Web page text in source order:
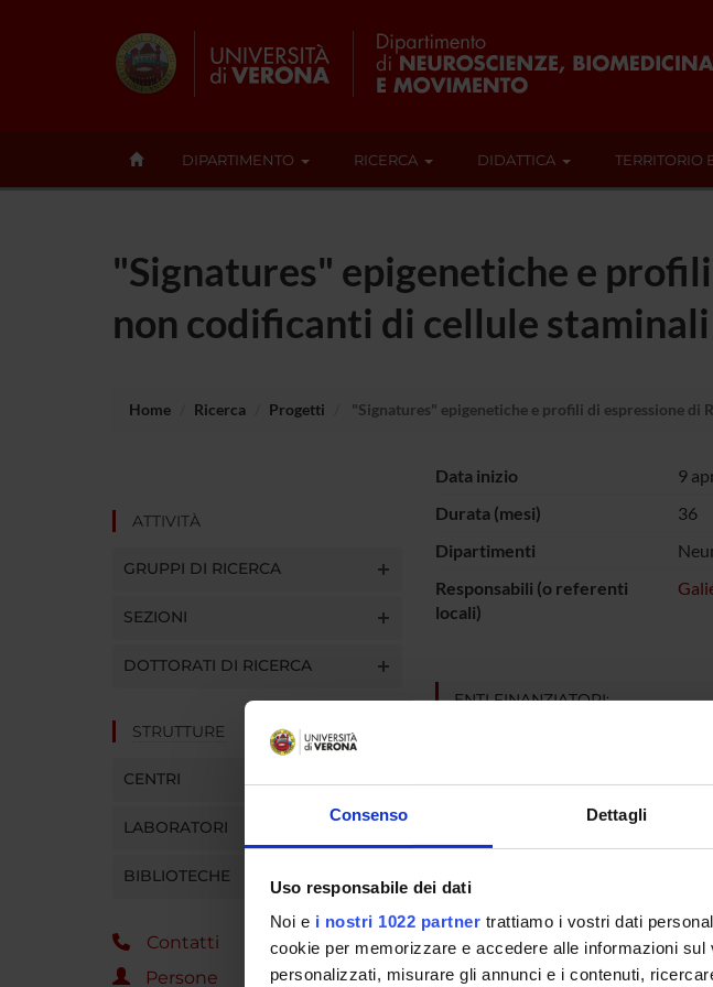
Consenso Dettagli
Uso responsabile dei dati
Noi e i nostri 1022 partner trattiamo i vostri dati
cookie per memorizzare e accedere alle informazioni
personalizzati, misurare gli annunci e i contenuti,
DIPARTIMENTO RICERCA DIDATTICA TERRITORIO
"Signatures" epigenetiche e
non codificanti di cellule
Home Ricerca Progetti "Signatures" epigenetiche e profili di espressione
ATTIVITÀ
GRUPPI DI RICERCA
SEZIONI
DOTTORATI DI RICERCA
STRUTTURE
CENTRI
LABORATORI
BIBLIOTECHE
Contatti
Persone
Data inizio
9
Durata (mesi)
36
Dipartimenti
Responsabili (o referenti
locali)
ENTI FINANZIATORI:
PARTECIPANTI AL PROGETTO
Mirco Galie'